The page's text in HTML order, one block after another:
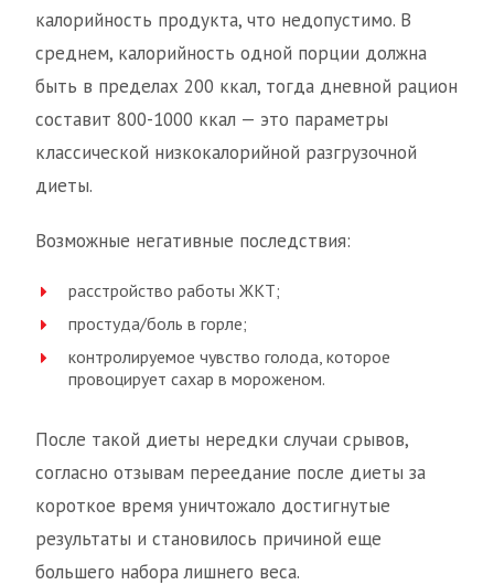
калорийность продукта, что недопустимо. В
среднем, калорийность одной порции должна
быть в пределах 200 ккал, тогда дневной рацион
составит 800-1000 ккал — это параметры
классической низкокалорийной разгрузочной
диеты.
Возможные негативные последствия:
расстройство работы ЖКТ;
простуда/боль в горле;
контролируемое чувство голода, которое
провоцирует сахар в мороженом.
После такой диеты нередки случаи срывов,
согласно отзывам переедание после диеты за
короткое время уничтожало достигнутые
результаты и становилось причиной еще
большего набора лишнего веса.